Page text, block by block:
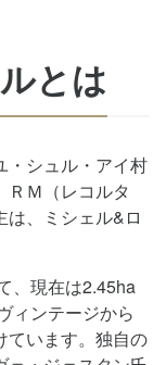
とは
・シュル・アイ村
ＲＭ（レコルタ
は、ミシェル&ロ
、現在は2.45ha
ィンテージから
ています。独自の